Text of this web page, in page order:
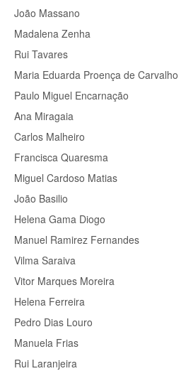
João Massano
Madalena Zenha
Rui Tavares
Maria Eduarda Proença de Carvalho
Paulo Miguel Encarnação
Ana Miragaia
Carlos Malheiro
Francisca Quaresma
Miguel Cardoso Matias
João Basilio
Helena Gama Diogo
Manuel Ramirez Fernandes
Vilma Saraiva
Vitor Marques Moreira
Helena Ferreira
Pedro Dias Louro
Manuela Frias
Rui Laranjeira